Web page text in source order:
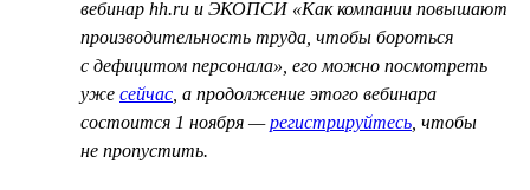
вебинар hh.ru и ЭКОПСИ «Как компании повышают
производительность труда, чтобы бороться
с дефицитом персонала», его можно посмотреть
уже сейчас , а продолжение этого вебинара
состоится 1 ноября —регистрируйтесь , чтобы
не пропустить.